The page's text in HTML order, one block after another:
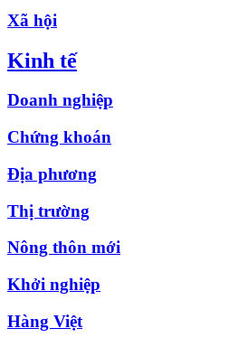
Xã hội
Kinh tế
Doanh nghiệp
Chứng khoán
Địa phương
Thị trường
Nông thôn mới
Khởi nghiệp
Hàng Việt